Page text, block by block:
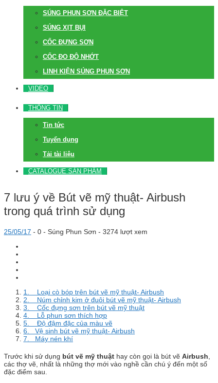
SÚNG PHUN SƠN ĐẶC BIỆT
SÚNG XỊT BỤI
CỐC ĐỰNG SƠN
CỐC ĐO ĐỘ NHỚT
LINH KIỆN SÚNG PHUN SƠN
VIDEO
THÔNG TIN
Tin tức
Tuyển dụng
Tải tài liệu
CATALOGUE SẢN PHẨM
7 lưu ý về Bút vẽ mỹ thuật- Airbush
trong quá trình sử dụng
25/05/17 - 0 - Súng Phun Sơn - 3274 lượt xem
1. Loại cò bóp trên bút vẽ mỹ thuật- Airbush
2. Núm chỉnh kim ở đuôi bút vẽ mỹ thuật- Airbush
3. Cốc đựng sơn trên bút vẽ mỹ thuật
4. Lỗ phun sơn thích hợp
5. Độ đậm đặc của màu vẽ
6. Vệ sinh bút vẽ mỹ thuật- Airbush
7. Máy nén khí
Trước khi sử dụng bút vẽ mỹ thuật hay còn gọi là bút vẽ Airbush
các thợ vẽ, nhất là những thợ mới vào nghề cần chú ý đến một số
đặc điểm sau.